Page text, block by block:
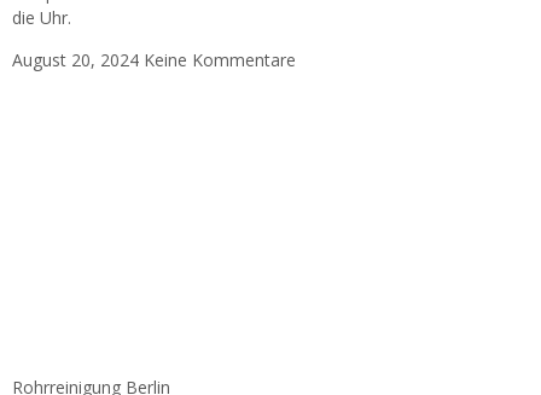
die Uhr.
August 20, 2024 Keine Kommentare
Rohrreinigung Berlin